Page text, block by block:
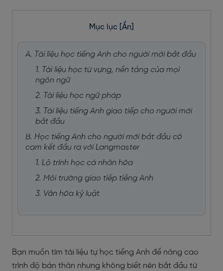
Mục lục [Ẩn]
A. Tài liệu học tiếng Anh cho người mới bắt đầu
1. Tài liệu học từ vựng, nền tảng của mọi
ngôn ngữ
2. Tài liệu học ngữ pháp
3. Tài liệu tiếng Anh giao tiếp cho người mới
bắt đầu
B. Học tiếng Anh cho người mới bắt đầu có
cam kết đầu ra với Langmaster
1. Lộ trình học cá nhân hóa
2. Môi trường giao tiếp tiếng Anh
3. Văn hóa kỷ luật
Bạn muốn tìm tài liệu tự học tiếng Anh để nâng cao
trình độ bản thân nhưng không biết nên bắt đầu từ